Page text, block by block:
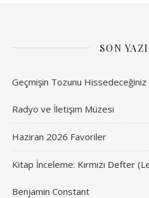
SON
Geçmişin Tozunu
Radyo ve İletişim Müzesi
Haziran 2026 Favoriler
Kitap İnceleme: Kırmızı Defter
Benjamin Constant